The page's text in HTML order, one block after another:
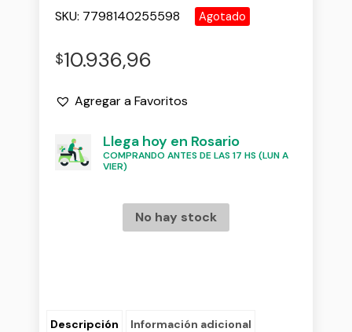
SKU: 7798140255598 Agotado
$10.936,96
Agregar a Favoritos
Llega hoy en Rosario
COMPRANDO ANTES DE LAS 17 HS (LUN A
VIER)
No hay stock
Descripción Información adicional